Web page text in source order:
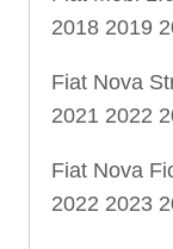
2018 2019
Fiat Nova
2021 2022
Fiat Nova
2022 2023